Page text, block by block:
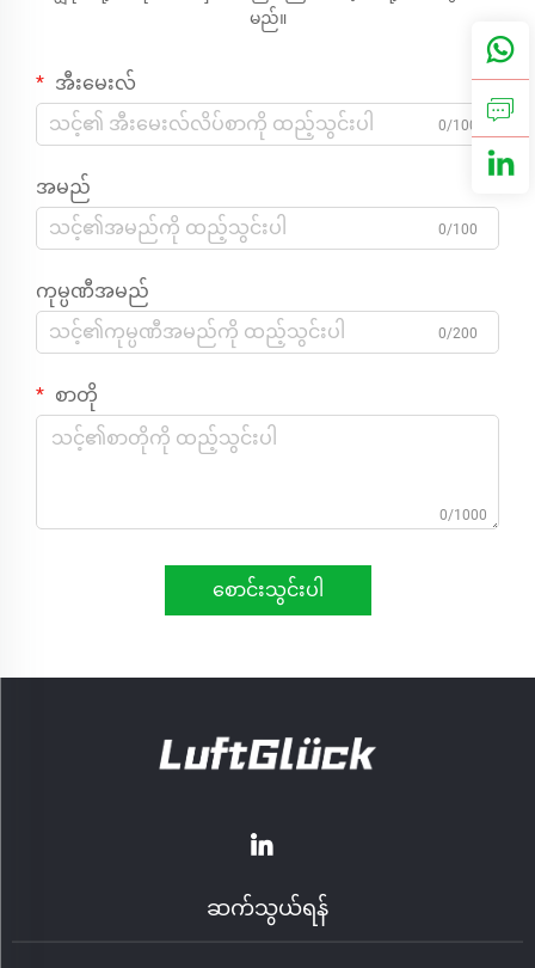
မည်။
အီးမေးလ်
0/100
အမည်
0/100
ကုမ္ပဏီအမည်
0/200
စာတို
0/1000
စောင်းသွင်းပါ
ဆက်သွယ်ရန်